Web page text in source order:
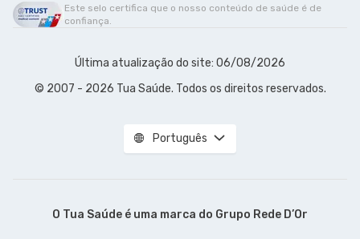
Este selo certifica que o nosso conteúdo de saúde é de
confiança.
Última atualização do site: 06/08/2026
© 2007 - 2026 Tua Saúde. Todos os direitos reservados.
Português
O Tua Saúde é uma marca do Grupo Rede D’Or